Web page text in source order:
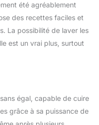
et à la
des déchets
À NETTOYER : le
récupérateur du
de pâte aimanté
FACILE A
: système de
du produit
été agréablement
des recettes faciles et
La possibilité de laver les
est un vrai plus, surtout
égal, capable de cuire
grâce à sa puissance de